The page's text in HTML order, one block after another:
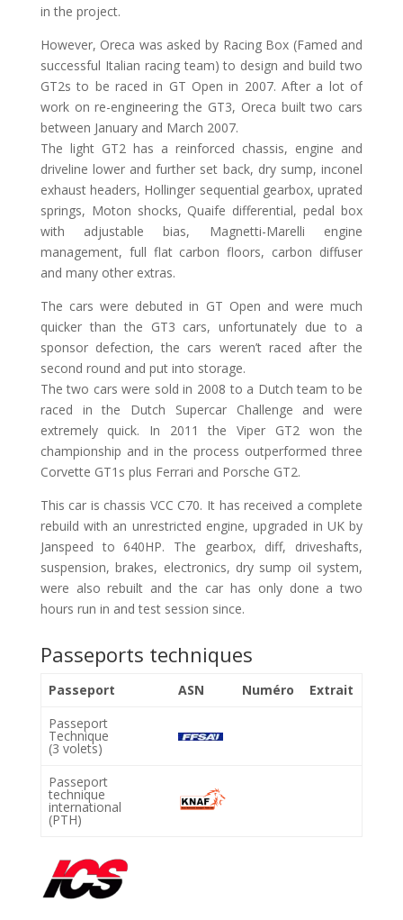
in the project.
However, Oreca was asked by Racing Box (Famed and
successful Italian racing team) to design and build two
GT2s to be raced in GT Open in 2007. After a lot of
work on re-engineering the GT3, Oreca built two cars
between January and March 2007.
The light GT2 has a reinforced chassis, engine and
driveline lower and further set back, dry sump, inconel
exhaust headers, Hollinger sequential gearbox, uprated
springs, Moton shocks, Quaife differential, pedal box
with adjustable bias, Magnetti-Marelli engine
management, full flat carbon floors, carbon diffuser
and many other extras.
The cars were debuted in GT Open and were much
quicker than the GT3 cars, unfortunately due to a
sponsor defection, the cars weren’t raced after the
second round and put into storage.
The two cars were sold in 2008 to a Dutch team to be
raced in the Dutch Supercar Challenge and were
extremely quick. In 2011 the Viper GT2 won the
championship and in the process outperformed three
Corvette GT1s plus Ferrari and Porsche GT2.
This car is chassis VCC C70. It has received a complete
rebuild with an unrestricted engine, upgraded in UK by
Janspeed to 640HP. The gearbox, diff, driveshafts,
suspension, brakes, electronics, dry sump oil system,
were also rebuilt and the car has only done a two
hours run in and test session since.
Passeports techniques
Passeport ASN Numéro
Extrait
Passeport
Technique
(3 volets)
Passeport
technique
international
(PTH)